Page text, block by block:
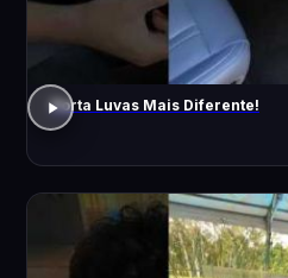
Porta Luvas Mais Diferente!